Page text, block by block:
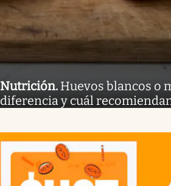
Nutrición. Huevos blancos o
diferencia y cuál